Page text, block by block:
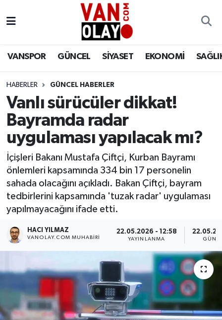
VANSPOR GÜNCEL SİYASET EKONOMİ
HABERLER GÜNCEL HABERLER
Vanlı sürücüler dikkat!
Bayramda radar
uygulaması yapılacak mı?
İçişleri Bakanı Mustafa Çiftçi, Kurban Bayramı
önlemleri kapsamında 334 bin 17 personelin
sahada olacağını açıkladı. Bakan Çiftçi, bayram
tedbirlerini kapsamında 'tuzak radar' uygulaması
yapılmayacağını ifade etti.
HACI YILMAZ
VANOLAY.COM MUHABIRI
22.05.2026 - 12:58
YAYINLANMA
Siyaset
Sağlık
Bilim & Teknoloji
Dünya
RESMİ İLANLAR
Van Nöbetçi Eczaneler
Van Namaz Vakitleri
Van Trafik Yoğunluk Haritası
Süper Lig Puan Durumu ve Fikstür
Son Dakika Haberleri
Haber Arşivi